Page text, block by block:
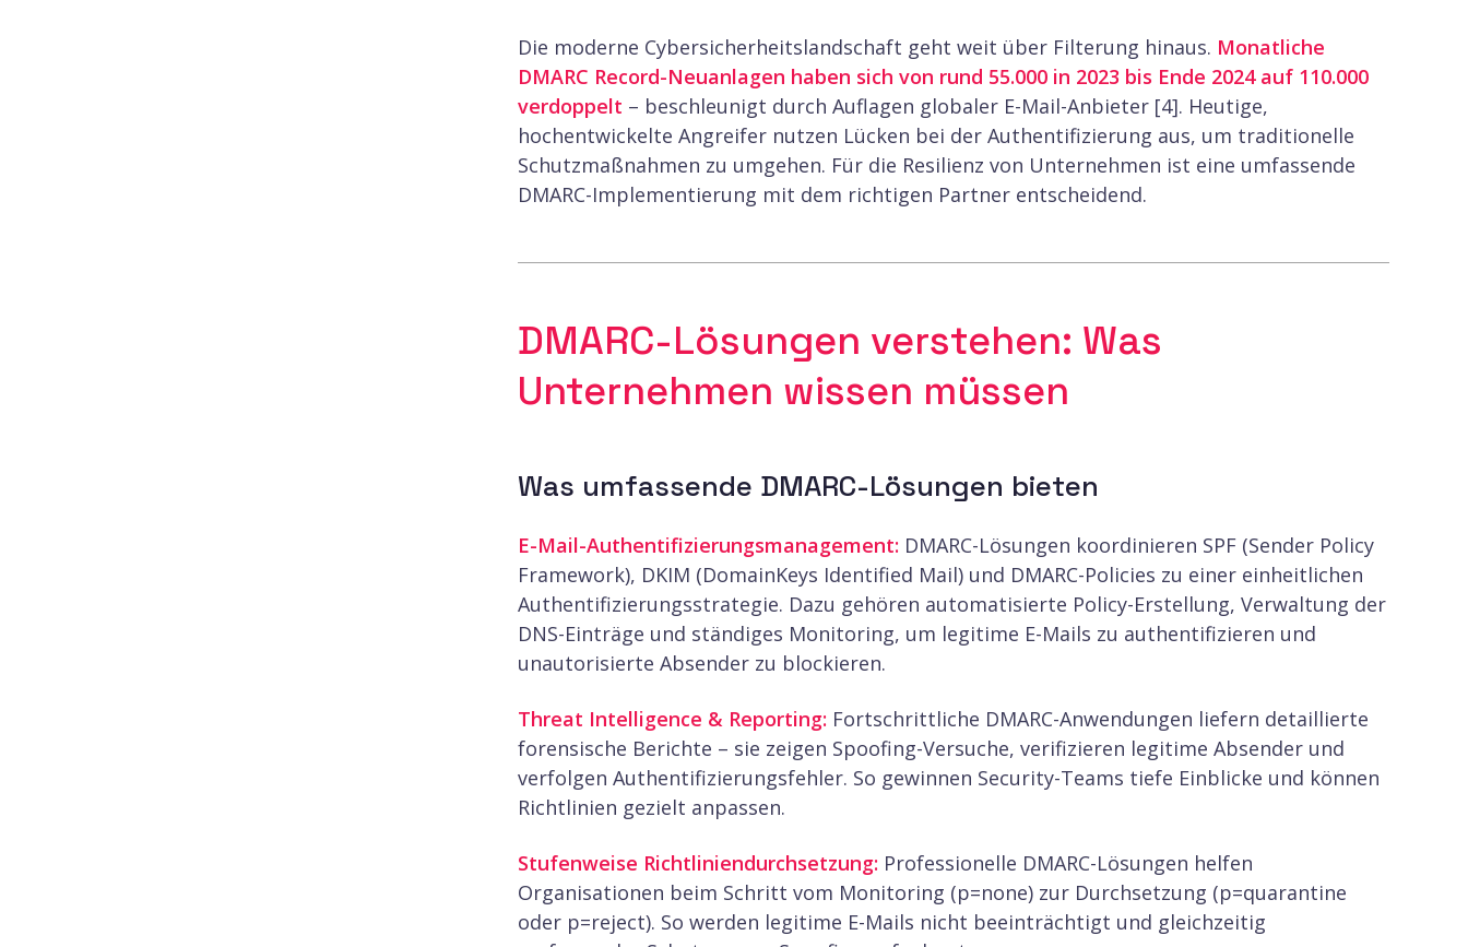
Die moderne Cybersicherheitslandschaft geht weit über Filterung hinaus. Monatliche
DMARC Record-Neuanlagen haben sich von rund 55.000 in 2023 bis Ende 2024 auf 110.000
verdoppelt – beschleunigt durch Auflagen globaler E-Mail-Anbieter [4]. Heutige,
hochentwickelte Angreifer nutzen Lücken bei der Authentifizierung aus, um traditionelle
Schutzmaßnahmen zu umgehen. Für die Resilienz von Unternehmen ist eine umfassende
DMARC-Implementierung mit dem richtigen Partner entscheidend.
DMARC-Lösungen verstehen: Was
Unternehmen wissen müssen
Was umfassende DMARC-Lösungen bieten
E-Mail-Authentifizierungsmanagement: DMARC-Lösungen koordinieren SPF (Sender Policy
Framework), DKIM (DomainKeys Identified Mail) und DMARC-Policies zu einer einheitlichen
Authentifizierungsstrategie. Dazu gehören automatisierte Policy-Erstellung, Verwaltung der
DNS-Einträge und ständiges Monitoring, um legitime E-Mails zu authentifizieren und
unautorisierte Absender zu blockieren.
Threat Intelligence & Reporting: Fortschrittliche DMARC-Anwendungen liefern detaillierte
forensische Berichte – sie zeigen Spoofing-Versuche, verifizieren legitime Absender und
verfolgen Authentifizierungsfehler. So gewinnen Security-Teams tiefe Einblicke und können
Richtlinien gezielt anpassen.
Stufenweise Richtliniendurchsetzung: Professionelle DMARC-Lösungen helfen
Organisationen beim Schritt vom Monitoring (p=none) zur Durchsetzung (p=quarantine
oder p=reject). So werden legitime E-Mails nicht beeinträchtigt und gleichzeitig